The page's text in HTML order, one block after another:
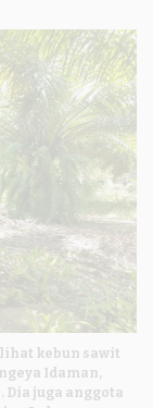
kebun sawit
Idaman,
juga anggota